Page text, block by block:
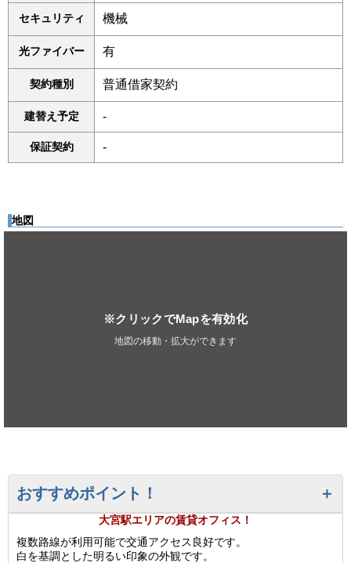
セキュリティ 機械
光ファイバー 有
契約種別 普通借家契約
建替え予定 -
保証契約 -
地図
※クリックでMapを有効化
地図の移動・拡大ができます
おすすめポイント！
大宮駅エリアの賃貸オフィス！
複数路線が利用可能で交通アクセス良好です。
白を基調とした明るい印象の外観です。